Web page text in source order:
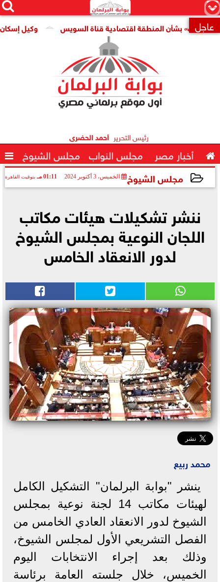
×


 عاجل وكيل إسكان النواب: بشأن المنطقة اقتصادية قناة السويس
رئيس التحرير أحمد الحضرى
 أخبار مصر مجلس النواب مجلس الشيوخ 
مجلس الشيوخ الخميس، 3 أكتوبر 2024 01:11 مـ بتوقيت القاهرة
ننشر تشكيلات هيئات مكاتب
اللجان النوعية بمجلس الشيوخ
لدور الانعقاد الخامس
محمد ربيع
ينشر "بوابة البرلمان" التشكيل الكامل
لهيئات مكاتب 14 لجنة نوعية بمجلس
الشيوخ لدور الانعقاد العادي الخامس من
الفصل التشريعي الأول لمجلس الشيوخ،
وذلك بعد إجراء الانتخابات اليوم
الخميس، خلال جلسته العامة برئاسة